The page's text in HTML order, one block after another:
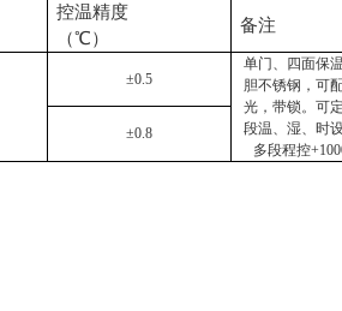
控温精度
（℃）
备注
±0.5
单门、四面保
胆不锈钢，可
光，带锁。可
段温、湿、时
多段程控
±0.8